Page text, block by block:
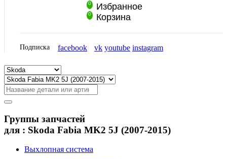
0 Избранное
0 Корзина
Подписка facebook vk youtube instagram
Группы запчастей
для : Skoda Fabia MK2 5J (2007-2015)
Выхлопная система